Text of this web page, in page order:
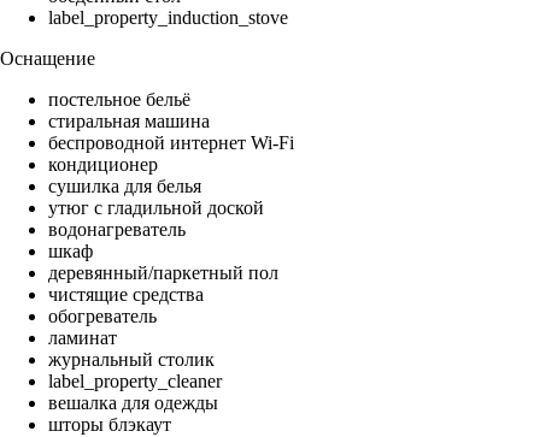
label_property_induction_stove
Оснащение
постельное бельё
стиральная машина
беспроводной интернет Wi-Fi
кондиционер
сушилка для белья
утюг с гладильной доской
водонагреватель
шкаф
деревянный/паркетный пол
чистящие средства
обогреватель
ламинат
журнальный столик
label_property_cleaner
вешалка для одежды
шторы блэкаут